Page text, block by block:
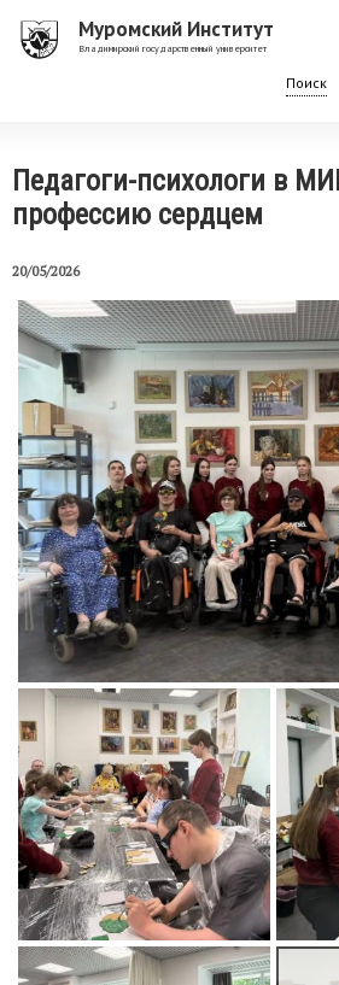
Перейти
Муромский Институт
Владимирский государственный университет
Поиск
Педагоги-психологи в
профессию сердцем
20/05/2026